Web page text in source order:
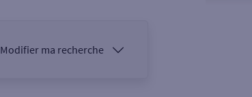
Modifier ma recherche